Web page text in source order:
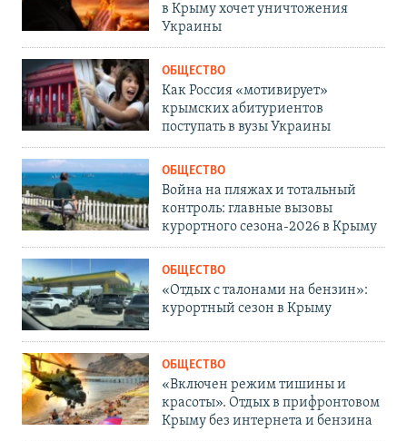
в Крыму хочет уничтожения
Украины
ОБЩЕСТВО
Как Россия «мотивирует»
крымских абитуриентов
поступать в вузы Украины
ОБЩЕСТВО
Война на пляжах и тотальный
контроль: главные вызовы
курортного сезона-2026 в Крыму
ОБЩЕСТВО
«Отдых с талонами на бензин»:
курортный сезон в Крыму
ОБЩЕСТВО
«Включен режим тишины и
красоты». Отдых в прифронтовом
Крыму без интернета и бензина